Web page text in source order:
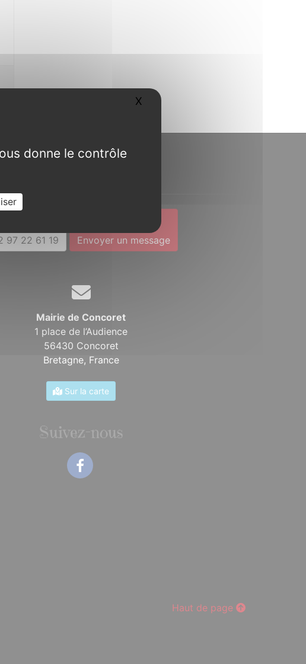
97 22 61 19 Envoyer un message
Mairie de Concoret
1 place de l’Audience
56430 Concoret
Bretagne, France
Sur la carte
Suivez-nous
Haut de page
donne le contrôle
X Masquer le bandeau des cookies